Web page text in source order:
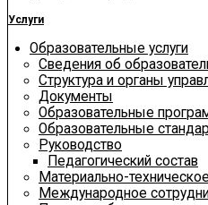
Услуги
Образовательные услуги
Сведения об
Структура и органы
Документы
Образовательные
Образовательные
Руководство
Педагогический состав
Материально-
Международное